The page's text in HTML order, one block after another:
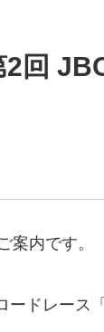
回
案内です。
ドレース